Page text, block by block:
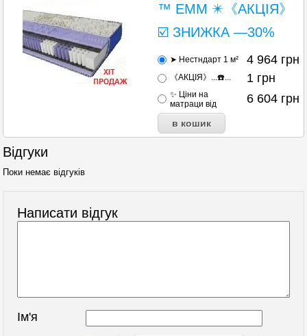
™ ЕММ ✴️《АКЦІЯ》
☑️ ЗНИЖКА —30%
➤ Нестндарт 1 м² 4 964 грн
《АКЦІЯ》...☎️... 1 грн
✨ Ціни на
матраци від
6 604 грн
Відгуки
Поки немає відгуків
Написати відгук
Ім'я